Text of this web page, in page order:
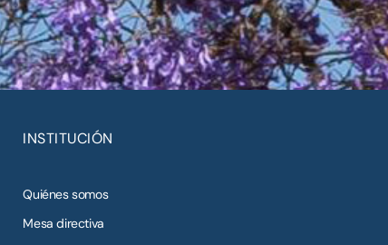
INSTITUCIÓN
Quiénes somos
Mesa directiva